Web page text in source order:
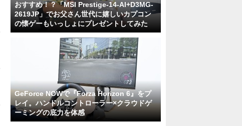
おすすめ！？「MSI Prestige-14-AI+D3MG-
2619JP」でお父さん世代に嬉しいカプコン
の懐ゲーもいっしょにプレゼントしてみた
GeForce NOWで『Forza Horizon 6』をプ
レイ。ハンドルコントローラー×クラウドゲ
ーミングの底力を体感